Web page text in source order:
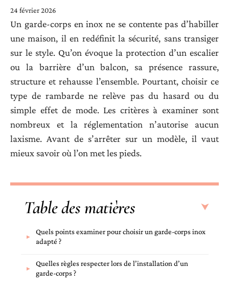
24 février 2026
Un garde-corps en inox ne se contente pas d’habiller
une maison, il en redéfinit la sécurité, sans transiger
sur le style. Qu’on évoque la protection d’un escalier
ou la barrière d’un balcon, sa présence rassure,
structure et rehausse l’ensemble. Pourtant, choisir ce
type de rambarde ne relève pas du hasard ou du
simple effet de mode. Les critères à examiner sont
nombreux et la réglementation n’autorise aucun
laxisme. Avant de s’arrêter sur un modèle, il vaut
mieux savoir où l’on met les pieds.
Table des matières
Quels points examiner pour choisir un garde-corps inox
adapté ?
Quelles règles respecter lors de l’installation d’un
garde-corps ?